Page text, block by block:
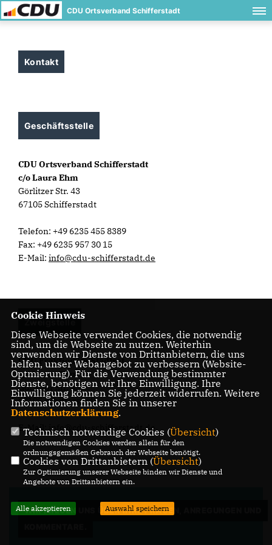
CDU Ortsverband Schifferstadt
Kontakt
Geschäftsstelle
CDU Ortsverband Schifferstadt
c/o Laura Ehm
Görlitzer Str. 43
67105 Schifferstadt
Telefon: +49 6235 455 8389
Fax: +49 6235 957 30 15
E-Mail: info@cdu-schifferstadt.de
Zweigstelle
CDU Fraktion im Stadtrat
c/o Laura Ehm
Görlitzer Str. 43
67105 Schifferstadt
E-Mail: info@cdu-schifferstadt.de
WIR FREUEN UNS ÜBER IHRE FRAGEN, ANREGUNGEN UND
Cookie Hinweis
Diese Webseite verwendet Cookies, die notwendig
sind, um die Webseite zu nutzen. Weiterhin
verwenden wir Dienste von Drittanbietern, die uns
helfen, unser Webangebot zu verbessern (Website-
Optmierung). Für die Verwendung bestimmter
Dienste, benötigen wir Ihre Einwilligung. Ihre
Einwilligung können Sie jederzeit widerrufen. Weitere
Informationen finden Sie in unserer
Datenschutzerklärung.
Technisch notwendige Cookies (Übersicht)
Die notwendigen Cookies werden allein für den
ordnungsgemäßen Gebrauch der Webseite benötigt.
Cookies von Drittanbietern (Übersicht)
Zur Optimierung unserer Webseite binden wir Dienste und
Angebote von Drittanbietern ein.
Alle akzeptieren Auswahl speichern